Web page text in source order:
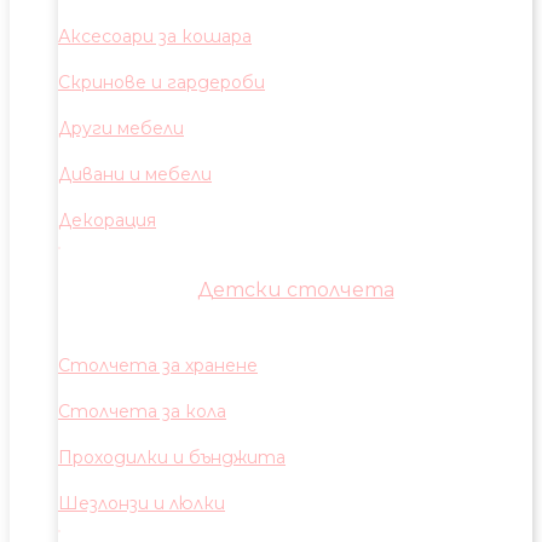
Аксесоари за кошара
Скринове и гардероби
Други мебели
Дивани и мебели
Декорация
Детски столчета
Столчета за хранене
Столчета за кола
Проходилки и бънджита
Шезлонзи и люлки